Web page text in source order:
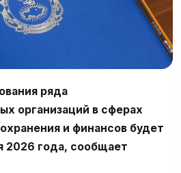
ряда
организаций в сферах
и финансов будет
2026 года, сообщает